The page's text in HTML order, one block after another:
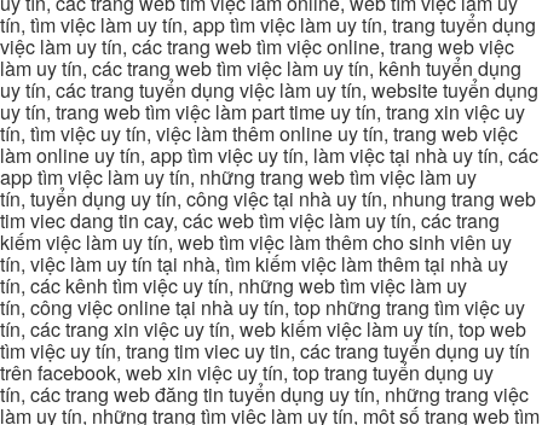
tín, tìm việc làm uy tín, app tìm việc làm uy tín, trang tuyển dụng
việc làm uy tín, các trang web tìm việc online, trang web việc
làm uy tín, các trang web tìm việc làm uy tín, kênh tuyển dụng
uy tín, các trang tuyển dụng việc làm uy tín, website tuyển dụng
uy tín, trang web tìm việc làm part time uy tín, trang xin việc uy
tín, tìm việc uy tín, việc làm thêm online uy tín, trang web việc
làm online uy tín, app tìm việc uy tín, làm việc tại nhà uy tín, các
app tìm việc làm uy tín, những trang web tìm việc làm uy
tín, tuyển dụng uy tín, công việc tại nhà uy tín, nhung trang web
tim viec dang tin cay, các web tìm việc làm uy tín, các trang
kiếm việc làm uy tín, web tìm việc làm thêm cho sinh viên uy
tín, việc làm uy tín tại nhà, tìm kiếm việc làm thêm tại nhà uy
tín, các kênh tìm việc uy tín, những web tìm việc làm uy
tín, công việc online tại nhà uy tín, top những trang tìm việc uy
tín, các trang xin việc uy tín, web kiếm việc làm uy tín, top web
tìm việc uy tín, trang tim viec uy tin, các trang tuyển dụng uy tín
trên facebook, web xin việc uy tín, top trang tuyển dụng uy
tín, các trang web đăng tin tuyển dụng uy tín, những trang việc
làm uy tín, những trang tìm việc làm uy tín, một số trang web tìm